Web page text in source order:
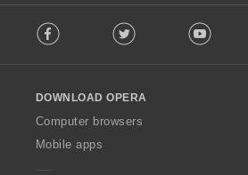
o
w
O
p
Facebook Twitter Youtube
DOWNLOAD OPERA
Computer browsers
Mobile apps